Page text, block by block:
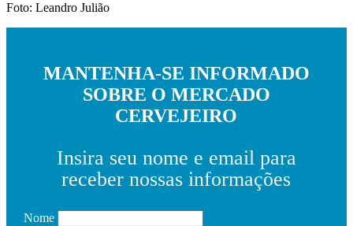
Foto: Leandro Julião
MANTENHA-SE INFORMADO
SOBRE O MERCADO
CERVEJEIRO
Insira seu nome e email para
receber nossas informações
Nome